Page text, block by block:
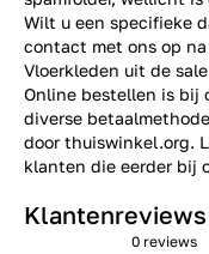
Wilt u een specifieke
contact met ons op
Vloerkleden uit de
Online bestellen is bij
diverse
door thuiswinkel.org.
klanten die eerder bij
Klantenreviews
0 reviews